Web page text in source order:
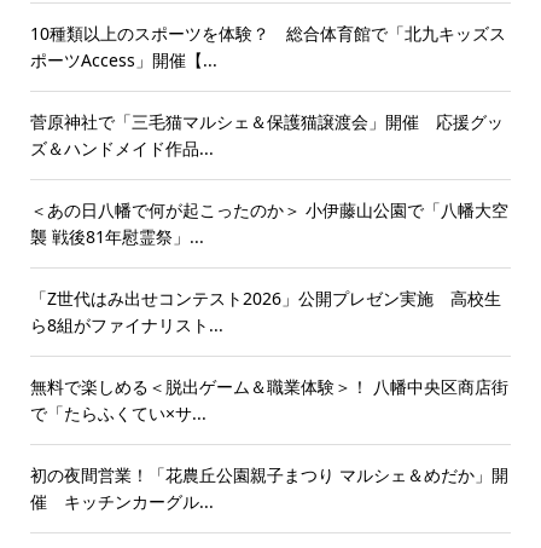
10種類以上のスポーツを体験？ 総合体育館で「北九キッズス
ポーツAccess」開催【...
菅原神社で「三毛猫マルシェ＆保護猫譲渡会」開催 応援グッ
ズ＆ハンドメイド作品...
＜あの日八幡で何が起こったのか＞ 小伊藤山公園で「八幡大空
襲 戦後81年慰霊祭」...
「Z世代はみ出せコンテスト2026」公開プレゼン実施 高校生
ら8組がファイナリスト...
無料で楽しめる＜脱出ゲーム＆職業体験＞！ 八幡中央区商店街
で「たらふくてい×サ...
初の夜間営業！「花農丘公園親子まつり マルシェ＆めだか」開
催 キッチンカーグル...